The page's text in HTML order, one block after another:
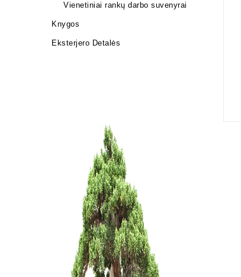
Vienetiniai rankų darbo suvenyrai
Knygos
Eksterjero Detalės